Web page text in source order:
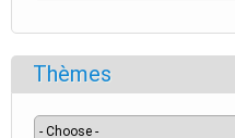
Thèmes